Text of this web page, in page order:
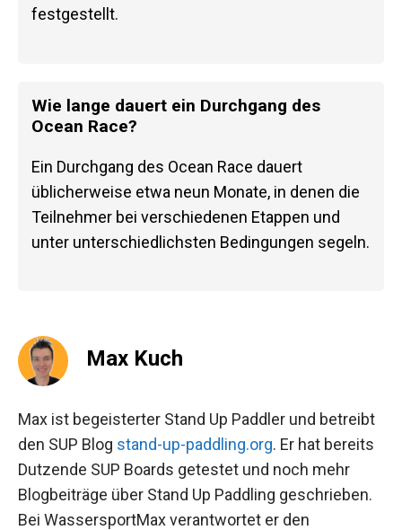
festgestellt.
Wie lange dauert ein Durchgang des
Ocean Race?
Ein Durchgang des Ocean Race dauert
üblicherweise etwa neun Monate, in denen die
Teilnehmer bei verschiedenen Etappen und
unter unterschiedlichsten Bedingungen segeln.
Max Kuch
Max ist begeisterter Stand Up Paddler und betreibt
den SUP Blog stand-up-paddling.org. Er hat bereits
Dutzende SUP Boards getestet und noch mehr
Blogbeiträge über Stand Up Paddling geschrieben.
Bei WassersportMax verantwortet er den